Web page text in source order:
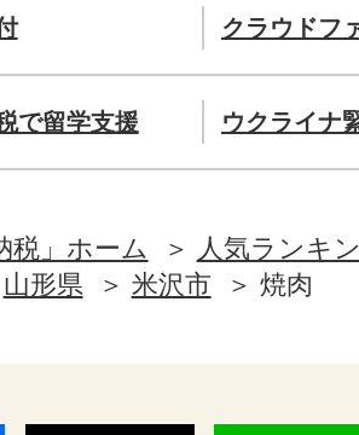
クラウドフ
で留学支援 ウクライナ
税」ホーム
人気ランキ
山形県 米沢市 焼肉